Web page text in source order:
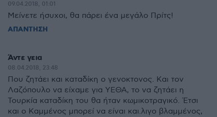
09.04.2018, 01:01
Μείνετε ήσυχοι, θα πάρει ένα μεγάλο Πρίτς!
ΑΠΑΝΤΗΣΗ
Άντε γεια
08.04.2018, 23:48
Που ζητάει και καταδίκη ο γενοκτονος. Και τον
Λαζόπουλο να είχαμε για ΥΕΘΑ, το να ζητάει η
Τουρκία καταδίκη του θα ήταν κωμικοτραγικό. Έτσι
και ο Καμμένος μπορεί να είναι και.λιγο βλαμμένος,